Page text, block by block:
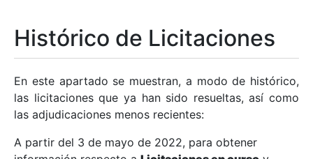
Mostrar/Ocultar
Mostrar/Ocultar
Histórico de Licitaciones
En este apartado se muestran, a modo de histórico,
las licitaciones que ya han sido resueltas, así como
las adjudicaciones menos recientes:
A partir del 3 de mayo de 2022, para obtener